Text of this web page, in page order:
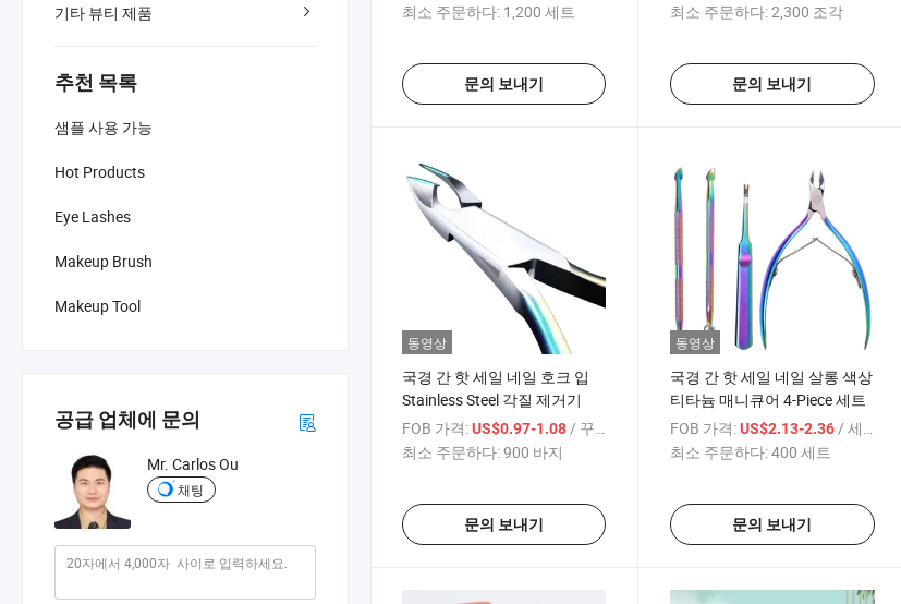
기타 뷰티 제품
추천 목록
샘플 사용 가능
Hot Products
Eye Lashes
Makeup Brush
Makeup Tool
공급 업체에 문의
Mr. Carlos Ou
채팅
최소 주문하다: 1,200 세트
문의 보내기
최소 주문하다:2,300 조각
문의 보내기
동영상
국경 간 핫 세일 네일 호크 입
Stainless Steel 각질 제거기
FOB 가격:US$0.97-1.08 / 꾸러미
최소 주문하다:900 바지
문의 보내기
동영상
국경 간 핫 세일 네일 살롱 색상
티타늄 매니큐어 4-Piece 세트
FOB 가격: US$2.13-2.36 / 세트
최소 주문하다:400 세트
문의 보내기